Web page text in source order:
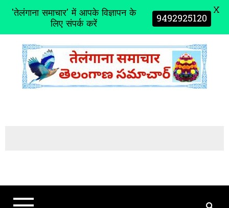
t
'तेलंगाना समाचार' में आपके विज्ञापन के
लिए संपर्क करें 9492925120 X